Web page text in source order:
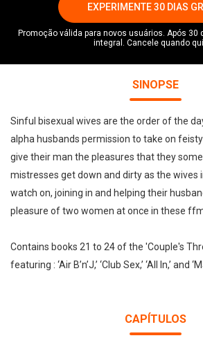
EXPERIMENTE 30 DIAS
Promoção válida para novos usuários. Após 30
integral. Cancele quando
SINOPSE
Sinful bisexual wives are the order of the
alpha husbands permission to take on
give their man the pleasures that they
mistresses get down and dirty as the wives
watch on, joining in and helping their
pleasure of two women at once in these
Contains books 21 to 24 of the 'Couple's
featuring : ‘Air B’n’J,’ ‘Club Sex,’ ‘All In,’ and
CAPÍTULOS